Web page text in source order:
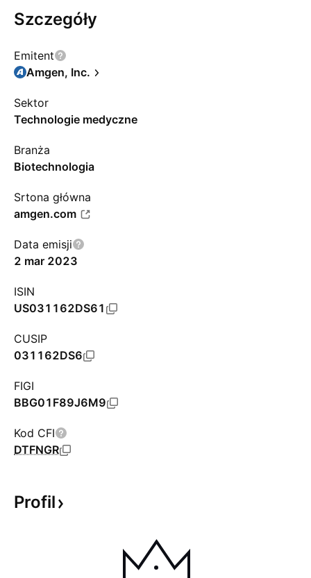
Szczegóły
Emitent
Amgen, Inc.
Sektor
Technologie medyczne
Branża
Biotechnologia
Srtona główna
amgen.com
Data emisji
2 mar 2023
ISIN
US031162DS61
CUSIP
031162DS6
FIGI
BBG01F89J6M9
Kod CFI
DTFNGR
Profil